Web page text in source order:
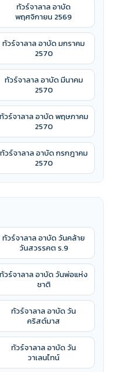
ทัวร์จาลาล อาบัด
พฤศจิกายน 2569
ทัวร์จาลาล อาบัด มกราคม
2570
ทัวร์จาลาล อาบัด มีนาคม
2570
ทัวร์จาลาล อาบัด พฤษภาคม
2570
ทัวร์จาลาล อาบัด กรกฎาคม
2570
ทัวร์จาลาล อาบัด วันคล้าย
วันสวรรคต ร.9
ทัวร์จาลาล อาบัด วันพ่อแห่ง
ชาติ
ทัวร์จาลาล อาบัด วัน
คริสต์มาส
ทัวร์จาลาล อาบัด วัน
วาเลนไทน์